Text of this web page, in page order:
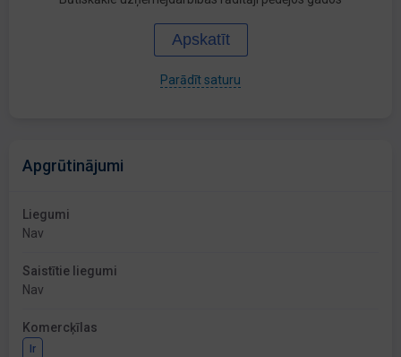
Apskatīt
Parādīt saturu
Apgrūtinājumi
Liegumi
Nav
Saistītie liegumi
Nav
Komercķīlas
Ir